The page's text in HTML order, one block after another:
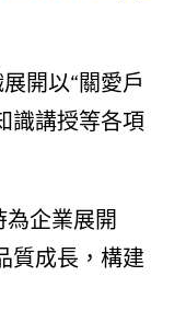
開以“關愛戶
識講授等各項
企業展開
質成長，構建